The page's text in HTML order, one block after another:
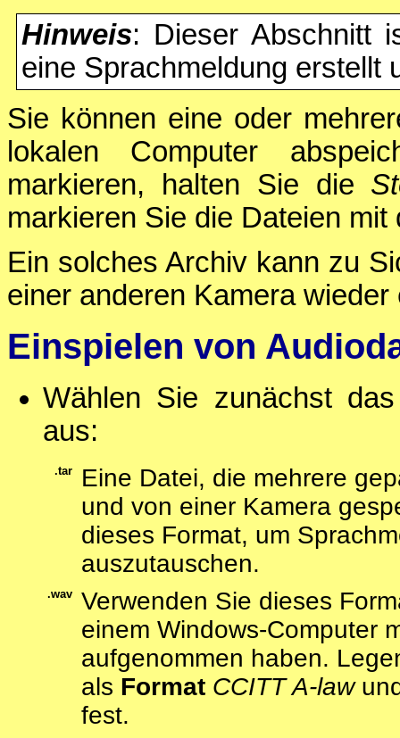
Hinweis: Dieser Abschnitt
eine Sprachmeldung erstellt
Sie können eine oder
lokalen Computer
markieren, halten Sie die
markieren Sie die Dateien mit
Ein solches Archiv kann zu
einer anderen Kamera
Einspielen von
Wählen Sie zunächst
aus:
.tar
Eine Datei, die mehrere
und von einer Kamera
dieses Format, um
auszutauschen.
.wav
Verwenden Sie dieses
einem Windows-Computer
aufgenommen haben.
als Format CCITT A-law
fest.